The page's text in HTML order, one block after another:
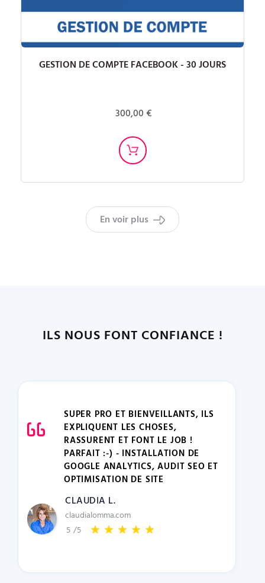
GESTION DE COMPTE FACEBOOK - 30 JOURS
300,00 €
En voir plus
ILS NOUS FONT CONFIANCE !
SUPER PRO ET BIENVEILLANTS, ILS
EXPLIQUENT LES CHOSES,
RASSURENT ET FONT LE JOB !
PARFAIT :-) - INSTALLATION DE
GOOGLE ANALYTICS, AUDIT SEO ET
OPTIMISATION DE SITE
CLAUDIA L.
claudialomma.com
5 /5